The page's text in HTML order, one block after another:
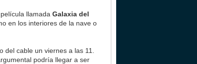
llamada Galaxia del
en los interiores de la nave o
cable un viernes a las 11.
podría llegar a ser